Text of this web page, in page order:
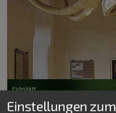
Eichstätt
Museum of Palaeontology
Einstellungen